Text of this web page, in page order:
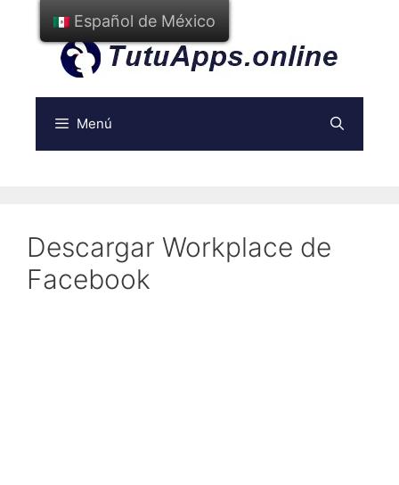
contenido
Menú
Descargar Workplace de
Facebook
Español de México